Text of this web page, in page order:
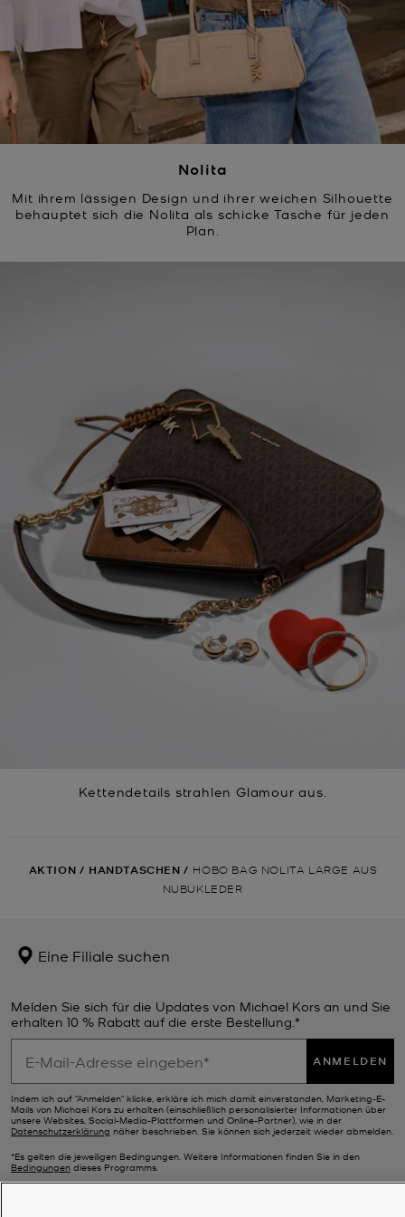
Nolita
Mit ihrem lässigen Design und ihrer weichen Silhouette
behauptet sich die Nolita als schicke Tasche für jeden
Plan.
Kettendetails strahlen Glamour aus.
AKTION / HANDTASCHEN / HOBO BAG NOLITA LARGE AUS
NUBUKLEDER
Eine Filiale suchen
Melden Sie sich für die Updates von Michael Kors an und Sie
erhalten 10 % Rabatt auf die erste Bestellung.*
ANMELDEN
Indem ich auf "Anmelden" klicke, erkläre ich mich damit einverstanden, Marketing-E-
Mails von Michael Kors zu erhalten (einschließlich personalisierter Informationen über
unsere Websites, Social-Media-Plattformen und Online-Partner), wie in der
Datenschutzerklärung näher beschrieben. Sie können sich jederzeit wieder abmelden.
*Es gelten die jeweiligen Bedingungen. Weitere Informationen finden Sie in den
Bedingungen dieses Programms.